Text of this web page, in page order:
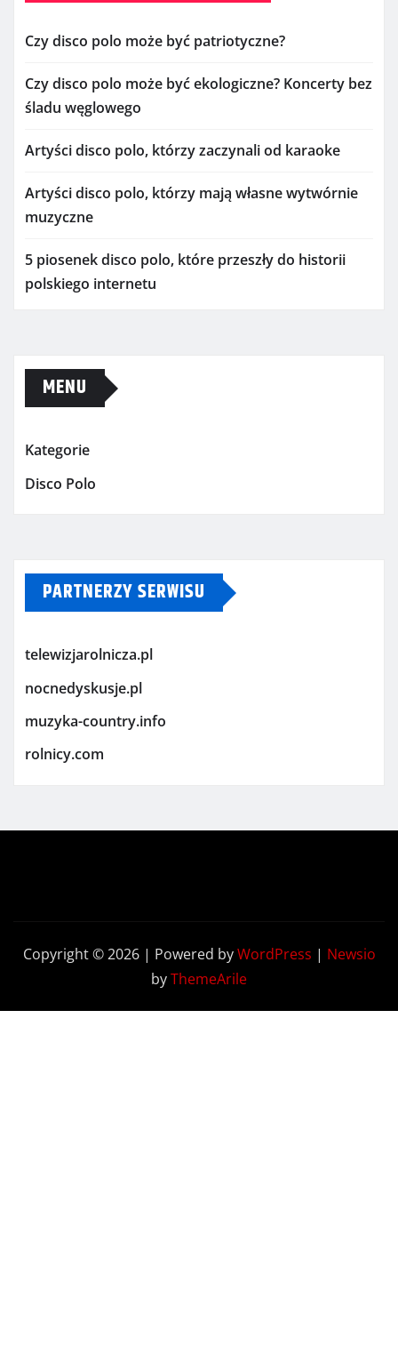
Czy disco polo może być patriotyczne?
Czy disco polo może być ekologiczne? Koncerty bez
śladu węglowego
Artyści disco polo, którzy zaczynali od karaoke
Artyści disco polo, którzy mają własne wytwórnie
muzyczne
5 piosenek disco polo, które przeszły do historii
polskiego internetu
MENU
Kategorie
Disco Polo
PARTNERZY SERWISU
telewizjarolnicza.pl
nocnedyskusje.pl
muzyka-country.info
rolnicy.com
Copyright © 2026 | Powered byWordPress | Newsio
byThemeArile